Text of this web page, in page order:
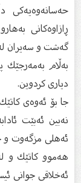
حەسانەوەیەكی
ڕازاوەكانی
گەشت و سەیران لە
بەڵام بەمەرجێك
دیاری كردوین.
جا بۆ ئەوەی
نەبین ئەبێت
ئەهلی مزگەوت و
هەموو كاتێك و
ئەخلاقی جوانی